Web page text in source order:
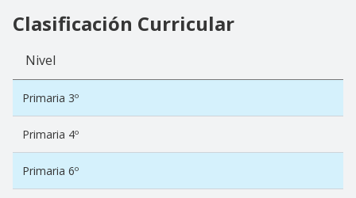
Clasificación Curricular
Nivel
Primaria 3º
Primaria 4º
Primaria 6º